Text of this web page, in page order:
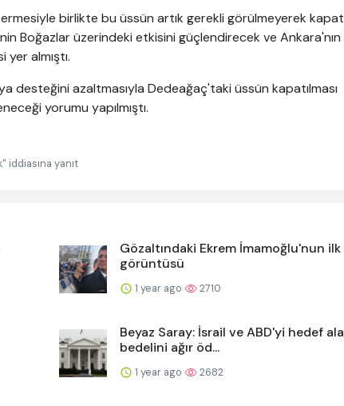
birlikte bu üssün artık gerekli görülmeyerek
Boğazlar üzerindeki etkisini güçlendirecek ve
almıştı.
desteğini azaltmasıyla Dedeağaç'taki üssün kapatılması
yorumu yapılmıştı.
iddiasına yanıt
Gözaltındaki Ekrem İmamoğlu'nun ilk
görüntüsü
1 year ago 2710
Beyaz Saray: İsrail ve ABD'yi hedef
bedelini ağır öd...
1 year ago 2682